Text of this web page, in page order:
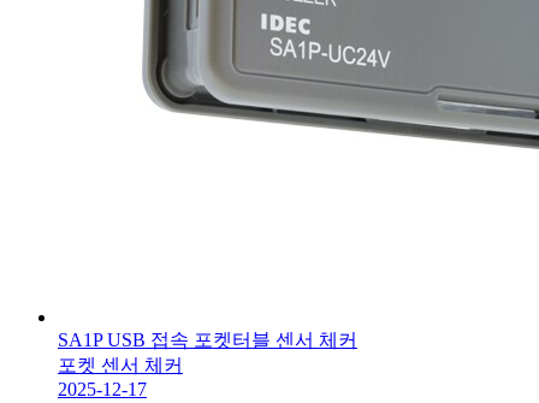
SA1P USB 접속 포켓터블 센서 체커
포켓 센서 체커
2025-12-17